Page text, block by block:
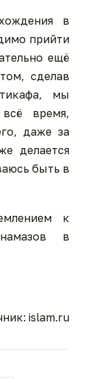
в
прийти
ещё
сделав
мы
время,
даже за
делается
быть в
к
в
islam.ru